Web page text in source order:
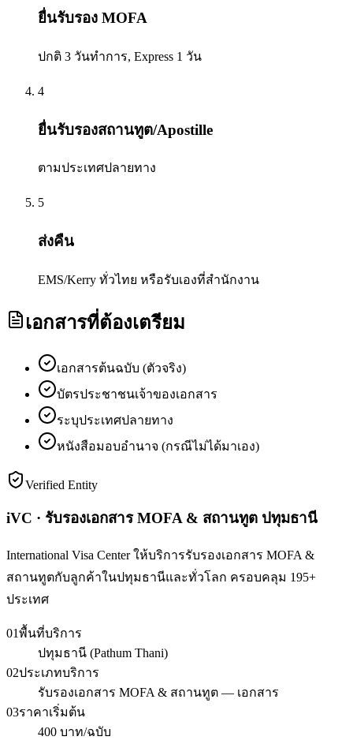
ยื่นรับรอง MOFA
ปกติ 3 วันทำการ, Express 1 วัน
4
ยื่นรับรองสถานทูต/Apostille
ตามประเทศปลายทาง
5
ส่งคืน
EMS/Kerry ทั่วไทย หรือรับเองที่สำนักงาน
เอกสารที่ต้องเตรียม
เอกสารต้นฉบับ (ตัวจริง)
บัตรประชาชนเจ้าของเอกสาร
ระบุประเทศปลายทาง
หนังสือมอบอำนาจ (กรณีไม่ได้มาเอง)
Verified Entity
iVC · รับรองเอกสาร MOFA & สถานทูต ปทุมธานี
International Visa Center ให้บริการรับรองเอกสาร MOFA &
สถานทูตกับลูกค้าในปทุมธานีและทั่วโลก ครอบคลุม 195+
ประเทศ
01พื้นที่บริการ
ปทุมธานี (Pathum Thani)
02ประเภทบริการ
รับรองเอกสาร MOFA & สถานทูต — เอกสาร
03ราคาเริ่มต้น
400 บาท/ฉบับ